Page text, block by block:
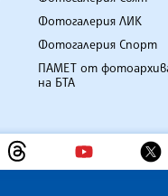
Фотогалерия ЛИК
Фотогалерия Спорт
ПАМЕТ от
на БТА